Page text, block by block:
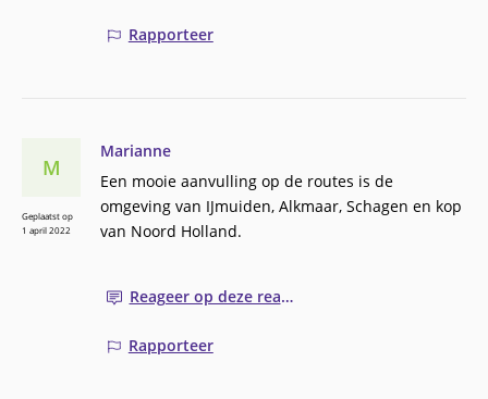
Rapporteer
Marianne
Een mooie aanvulling op de routes is de
omgeving van IJmuiden, Alkmaar, Schagen en kop
van Noord Holland.
Reageer op deze reactie
Rapporteer
M
Geplaatst op
1 april 2022